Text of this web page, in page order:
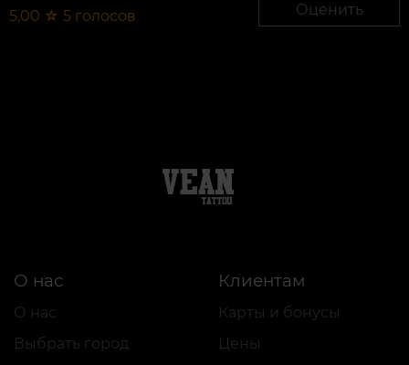
5,00 ☆ 5 голосов Оценить
О нас
О нас
Выбрать город
Клиентам
Карты и бонусы
Цены